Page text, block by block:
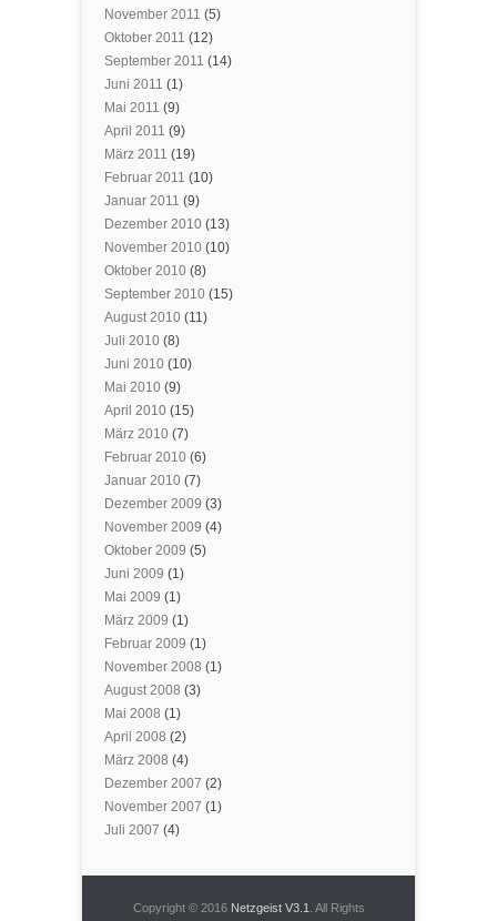
November 2011 (5)
Oktober 2011 (12)
September 2011 (14)
Juni 2011 (1)
Mai 2011 (9)
April 2011 (9)
März 2011 (19)
Februar 2011 (10)
Januar 2011 (9)
Dezember 2010 (13)
November 2010 (10)
Oktober 2010 (8)
September 2010 (15)
August 2010 (11)
Juli 2010 (8)
Juni 2010 (10)
Mai 2010 (9)
April 2010 (15)
März 2010 (7)
Februar 2010 (6)
Januar 2010 (7)
Dezember 2009 (3)
November 2009 (4)
Oktober 2009 (5)
Juni 2009 (1)
Mai 2009 (1)
März 2009 (1)
Februar 2009 (1)
November 2008 (1)
August 2008 (3)
Mai 2008 (1)
April 2008 (2)
März 2008 (4)
Dezember 2007 (2)
November 2007 (1)
Juli 2007 (4)
Copyright © 2016 Netzgeist V3.1 . All Rights